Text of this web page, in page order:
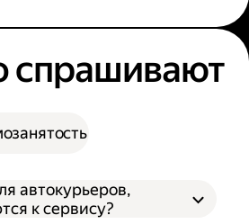
спрашивают
автокурьеров,
к сервису?